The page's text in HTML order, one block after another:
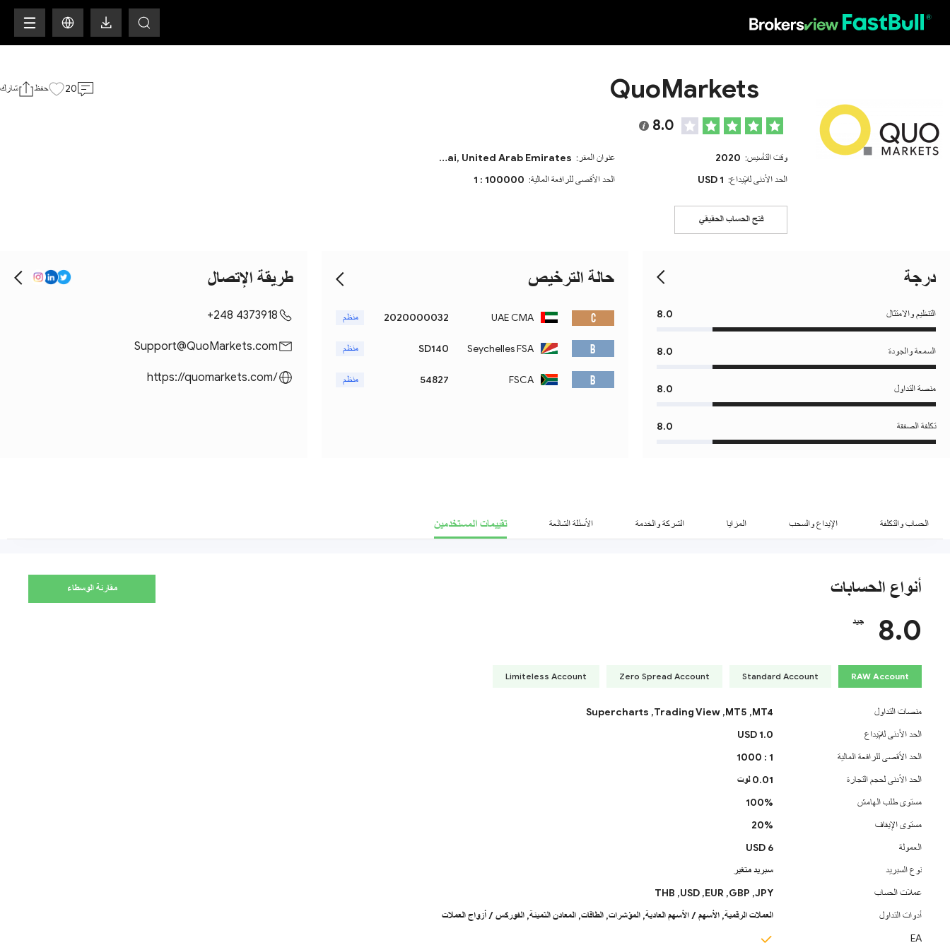
QuoMarkets
20 حفظ شارك
8.0
وقت التأسيس: 2020
الحد الأدنى للإيداع: 1 USD
عنوان المقر:
Dubai, United Arab Emirates
الحد الأقصى للرافعة المالية: 1 : 100000
فتح الحساب الحقيقي
درجة
التنظيم والامتثال 8.0
السمعة والجودة 8.0
منصة التداول 8.0
تكلفة الصفقة 8.0
حالة الترخيص
C
UAE CMA
2020000032
B
Seychelles FSA
SD140
B
FSCA
54827
منظم
منظم
منظم
طريقة الإتصال
+248 4373918
Support@QuoMarkets.com
https://quomarkets.com/
الحساب والتكلفة الإيداع والسحب المزايا الشركة والخدمة الأسئلة الشائعة تقييمات المستخدمين
أنواع الحسابات مقارنة الوسطاء
8.0 جيد
RAW Account
Standard Account
Zero Spread Account
Limiteless Account
منصات التداول MT4,
MT5,
Trading View,
Supercharts
الحد الأدنى للإيداع
1.0 USD
الحد الأقصى للرافعة المالية
1 : 1000
الحد الأدنى لحجم التجارة
0.01 لوت
مستوى طلب الهامش
100%
مستوى الإيقاف
20%
العمولة
6 USD
نوع السبريد
سبريد متغير
عملات الحساب
JPY,
GBP,
EUR,
USD,
THB
أدوات التداول
العملات الرقمية, الأسهم / الأسهم العادية, المؤشرات, الطاقات, المعادن الثمينة, الفوركس / أزواج العملات
EA